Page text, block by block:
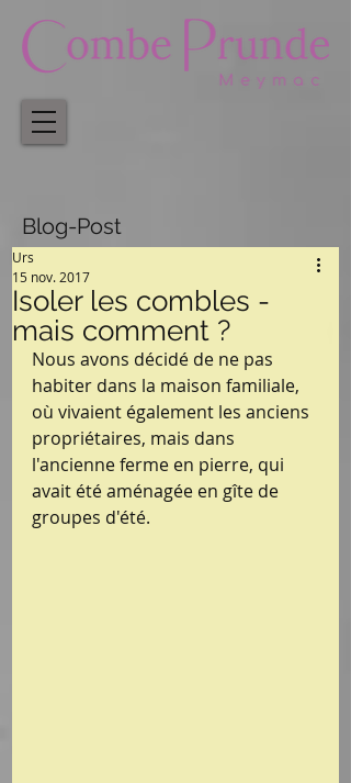
Blog-Post
Isoler les combles -
mais comment ?
Urs
15 nov. 2017
Nous avons décidé de ne pas
habiter dans la maison familiale,
où vivaient également les anciens
propriétaires, mais dans
l'ancienne ferme en pierre, qui
avait été aménagée en gîte de
groupes d'été.